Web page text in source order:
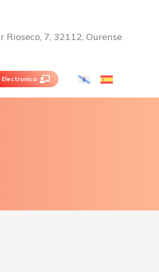
Rioseco, 7, 32112, Ourense
Electronica